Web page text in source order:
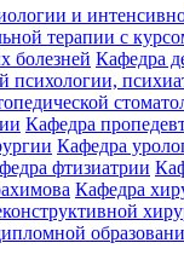
и
терапии с
болезней Кафедра
психологии,
Кафедра
Кафедра
фтизиатрии
Кафедра